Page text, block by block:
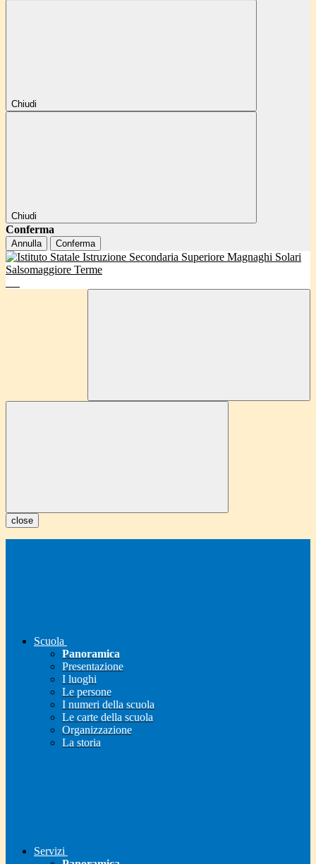
Chiudi
Chiudi
Conferma
Annulla Conferma
close
Scuola
Panoramica
Presentazione
I luoghi
Le persone
I numeri della scuola
Le carte della scuola
Organizzazione
La storia
Servizi